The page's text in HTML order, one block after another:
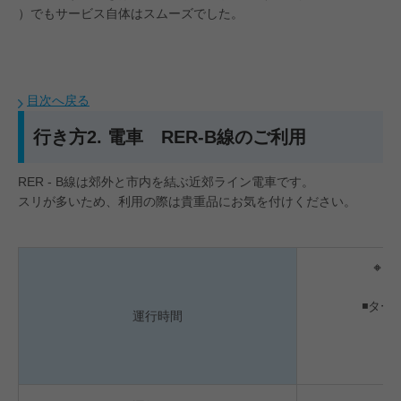
）でもサービス自体はスムーズでした。
目次へ戻る
行き方2. 電車 RER-B線のご利用
RER - B線は郊外と市内を結ぶ近郊ライン電車です。
スリが多いため、利用の際は貴重品にお気を付けください。
運行時間
🔸
◾️ター